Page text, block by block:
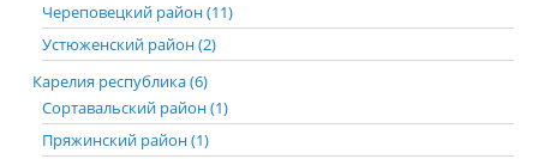
Череповецкий район (11)
Устюженский район (2)
Карелия республика (6)
Сортавальский район (1)
Пряжинский район (1)